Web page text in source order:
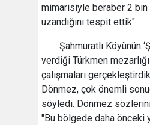
mimarisiyle beraber 2 bin
uzandığını tespit ettik"
Şahmuratlı Köyünün
verdiği Türkmen
çalışmaları
Dönmez, çok önemli
söyledi. Dönmez
"Bu bölgede daha önceki